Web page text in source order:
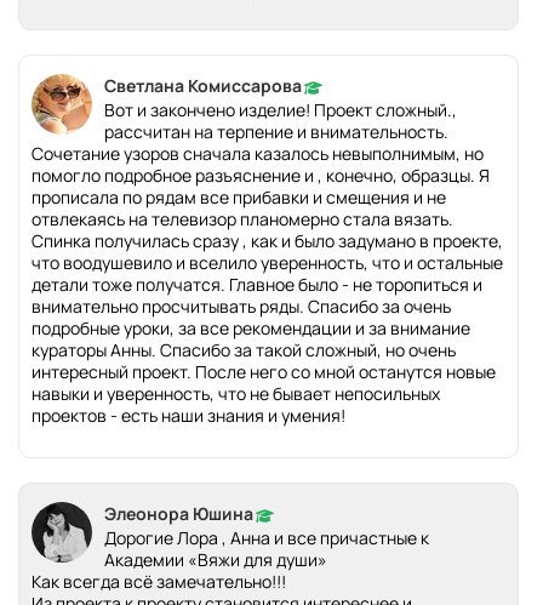
Светлана Комиссарова
Вот и закончено изделие! Проект сложный.,
рассчитан на терпение и внимательность.
Сочетание узоров сначала казалось невыполнимым, но
помогло подробное разъяснение и , конечно, образцы. Я
прописала по рядам все прибавки и смещения и не
отвлекаясь на телевизор планомерно стала вязать.
Спинка получилась сразу , как и было задумано в проекте,
что воодушевило и вселило уверенность, что и остальные
детали тоже получатся. Главное было - не торопиться и
внимательно просчитывать ряды. Спасибо за очень
подробные уроки, за все рекомендации и за внимание
кураторы Анны. Спасибо за такой сложный, но очень
интересный проект. После него со мной останутся новые
навыки и уверенность, что не бывает непосильных
проектов - есть наши знания и умения!
Элеонора Юшина
Дорогие Лора , Анна и все причастные к
Академии «Вяжи для души»
Как всегда всё замечательно!!!